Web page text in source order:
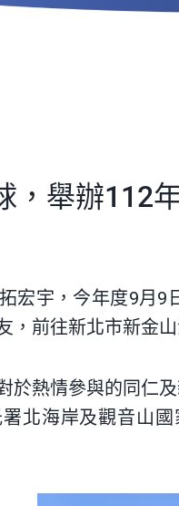
，舉辦112
宏宇，今年度9月
，前往新北市新金
於熱情參與的同仁
北海岸及觀音山